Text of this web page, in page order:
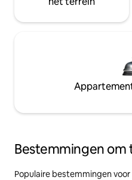
Bestemmingen om
Populaire bestemmingen